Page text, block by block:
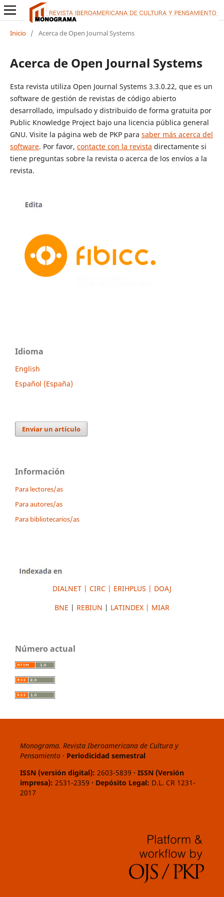
Inicio / Acerca de Open Journal Systems
Acerca de Open Journal Systems
Esta revista utiliza Open Journal Systems 3.3.0.22, que es un
software de gestión de revistas de código abierto
desarrollado, impulsado y distribuido de forma gratuita por
Public Knowledge Project bajo una licencia pública general
GNU. Visite la página web de PKP para saber más acerca del
software. Por favor, contacte con la revista directamente si
tiene preguntas sobre la revista o acerca de los envíos a la
revista.
Idioma
English
Español (España)
Enviar un artículo
Información
Para lectores/as
Para autores/as
Para bibliotecarios/as
DIALNET | CIRC | ERIHPLUS | DOAJ
BNE | REBIUN | LATINDEX | MIAR
Número actual
Monograma. Revista Iberoamericana de Cultura y
Pensamiento · Periodicidad semestral
ISSN (versión digital): 2603-5839 · ISSN (Versión
impresa): 2531-2359 · Depósito Legal: D.L. CR 1231-
2017